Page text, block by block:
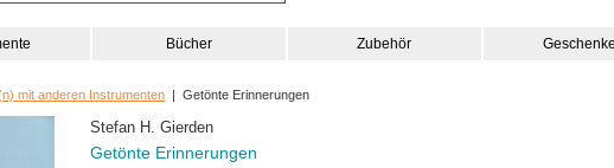
Bücher Zubehör Geschenke
mit anderen Instrumenten | Getönte Erinnerungen
Stefan H. Gierden
Getönte Erinnerungen